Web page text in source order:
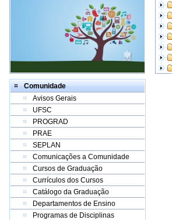
Comunidade
Avisos Gerais
UFSC
PROGRAD
PRAE
SEPLAN
Comunicações a Comunidade
Cursos de Graduação
Currículos dos Cursos
Catálogo da Graduação
Departamentos de Ensino
Programas de Disciplinas